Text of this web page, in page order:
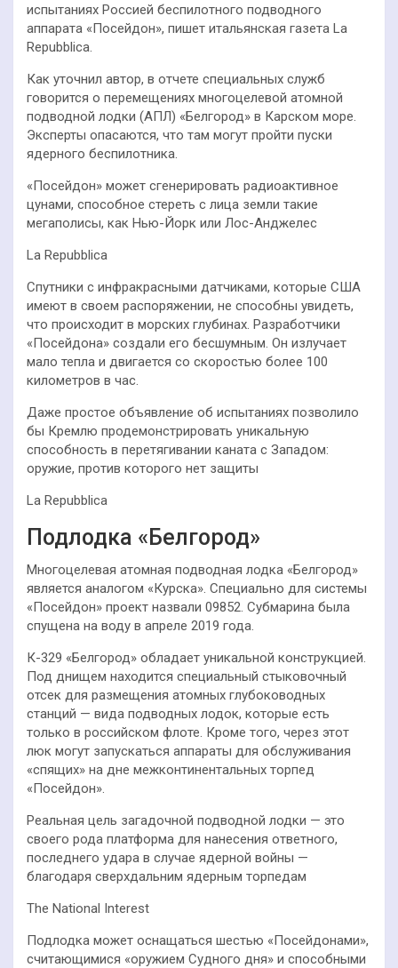
испытаниях Россией беспилотного подводного
аппарата «Посейдон», пишет итальянская газета La
Repubblica.
Как уточнил автор, в отчете специальных служб
говорится о перемещениях многоцелевой атомной
подводной лодки (АПЛ) «Белгород» в Карском море.
Эксперты опасаются, что там могут пройти пуски
ядерного беспилотника.
«Посейдон» может сгенерировать радиоактивное
цунами, способное стереть с лица земли такие
мегаполисы, как Нью-Йорк или Лос-Анджелес
La Repubblica
Спутники с инфракрасными датчиками, которые США
имеют в своем распоряжении, не способны увидеть,
что происходит в морских глубинах. Разработчики
«Посейдона» создали его бесшумным. Он излучает
мало тепла и двигается со скоростью более 100
километров в час.
Даже простое объявление об испытаниях позволило
бы Кремлю продемонстрировать уникальную
способность в перетягивании каната с Западом:
оружие, против которого нет защиты
La Repubblica
Подлодка «Белгород»
Многоцелевая атомная подводная лодка «Белгород»
является аналогом «Курска». Специально для системы
«Посейдон» проект назвали 09852. Субмарина была
спущена на воду в апреле 2019 года.
К-329 «Белгород» обладает уникальной конструкцией.
Под днищем находится специальный стыковочный
отсек для размещения атомных глубоководных
станций — вида подводных лодок, которые есть
только в российском флоте. Кроме того, через этот
люк могут запускаться аппараты для обслуживания
«спящих» на дне межконтинентальных торпед
«Посейдон».
Реальная цель загадочной подводной лодки — это
своего рода платформа для нанесения ответного,
последнего удара в случае ядерной войны —
благодаря сверхдальним ядерным торпедам
The National Interest
Подлодка может оснащаться шестью «Посейдонами»,
считающимися «оружием Судного дня» и способными